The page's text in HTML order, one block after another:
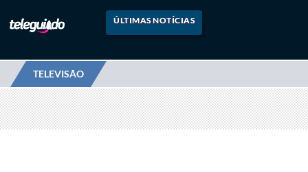
ÚLTIMAS NOTÍCIAS
TELEVISÃO